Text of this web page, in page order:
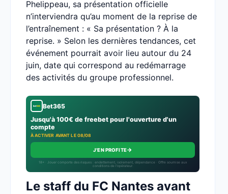
Phelippeau, sa présentation officielle
n’interviendra qu’au moment de la reprise de
l’entraînement : « Sa présentation ? À la
reprise. » Selon les dernières tendances, cet
événement pourrait avoir lieu autour du 24
juin, date qui correspond au redémarrage
des activités du groupe professionnel.
Bet365
Jusqu'à 100€ de freebet pour l'ouverture d'un
compte
À ACTIVER AVANT LE 08/08
J'EN PROFITE→
18+ · Jouer comporte des risques : endettement, isolement, dépendance · Offre soumise aux
conditions de l’opérateur.
Le staff du FC Nantes avant